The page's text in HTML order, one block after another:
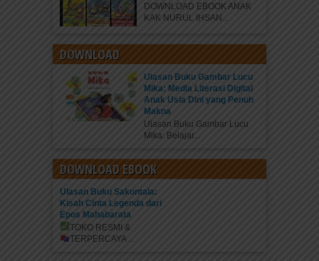
DOWNLOAD EBOOK ANAK
KAK NURUL IHSAN...
DOWNLOAD
Ulasan Buku Gambar Lucu
Mika: Media Literasi Digital
Anak Usia Dini yang Penuh
Makna
Ulasan Buku Gambar Lucu
Mika: Belajar...
DOWNLOAD EBOOK
Ulasan Buku Sakuntala:
Kisah Cinta Legenda dari
Epos Mahabarata
TOKO RESMI &
TERPERCAYA